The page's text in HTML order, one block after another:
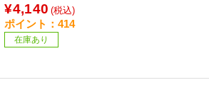
¥4,140 (税込)
ポイント：414
在庫あり